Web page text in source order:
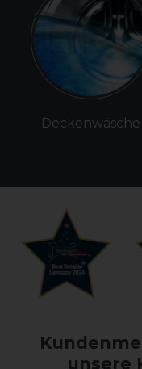
Deckenwäsche
unsere